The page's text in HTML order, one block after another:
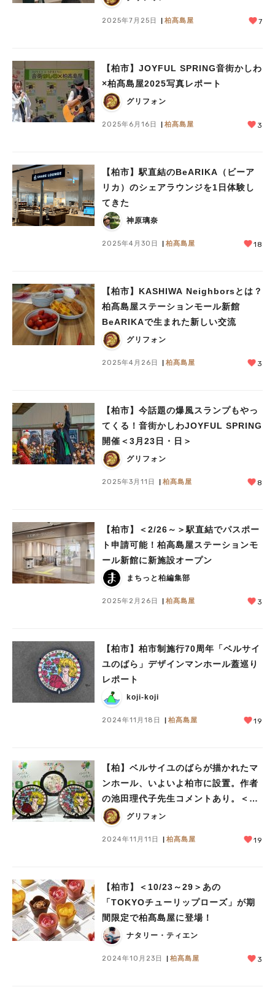
2025年7月25日 柏髙島屋 7
【柏市】JOYFUL SPRING音街かしわ
×柏髙島屋2025写真レポート
グリフォン
2025年6月16日 柏髙島屋 3
【柏市】駅直結のBeARIKA（ビーア
リカ）のシェアラウンジを1日体験し
てきた
神原璃奈
2025年4月30日 柏髙島屋 18
【柏市】KASHIWA Neighborsとは？
柏髙島屋ステーションモール新館
BeARIKAで生まれた新しい交流
グリフォン
2025年4月26日 柏髙島屋 3
【柏市】今話題の爆風スランプもやっ
てくる！音街かしわJOYFUL SPRING
開催＜3月23日・日＞
グリフォン
2025年3月11日 柏髙島屋 8
【柏市】＜2/26～＞駅直結でパスポー
ト申請可能！柏高島屋ステーションモ
ール新館に新施設オープン
まちっと柏編集部
2025年2月26日 柏髙島屋 3
【柏市】柏市制施行70周年「ベルサイ
ユのばら」デザインマンホール蓋巡り
レポート
koji-koji
2024年11月18日 柏髙島屋 19
【柏】ベルサイユのばらが描かれたマ
ンホール、いよいよ柏市に設置。作者
の池田理代子先生コメントあり。＜11
月11日から＞
グリフォン
2024年11月11日 柏髙島屋 19
【柏市】＜10/23～29＞あの
「TOKYOチューリップローズ」が期
間限定で柏髙島屋に登場！
ナタリー・ティエン
2024年10月23日 柏髙島屋 3